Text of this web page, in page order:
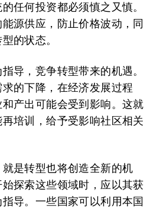
任何投资都必须慎之又慎。
源供应，防止价格波动，同
的状态。
导，竞争转型带来的机遇。
的下降，在经济发展过程
产出可能会受到影响。这就
培训，给予受影响社区相关
是转型也将创造全新的机
探索这些领域时，应以其获
导。一些国家可以利用本国